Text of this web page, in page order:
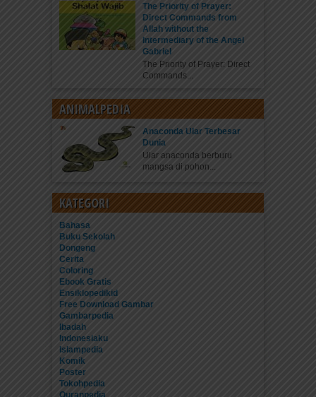
The Priority of Prayer:
Direct Commands from
Allah without the
Intermediary of the Angel
Gabriel
The Priority of Prayer: Direct
Commands...
ANIMALPEDIA
Anaconda Ular Terbesar
Dunia
Ular anaconda berburu
mangsa di pohon...
KATEGORI
Bahasa
Buku Sekolah
Dongeng
Cerita
Coloring
Ebook Gratis
Ensiklopedikid
Free Download Gambar
Gambarpedia
Ibadah
Indonesiaku
Islampedia
Komik
Poster
Tokohpedia
Quranpedia